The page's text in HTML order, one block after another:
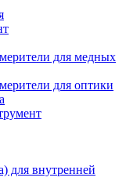
для медных
для оптики
для внутренней